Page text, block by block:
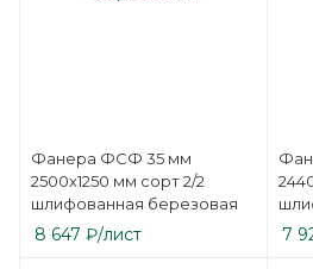
Фанера ФСФ 35 мм
2500х1250 мм сорт 2/2
шлифованная березовая
8 647 ₽/лист 7